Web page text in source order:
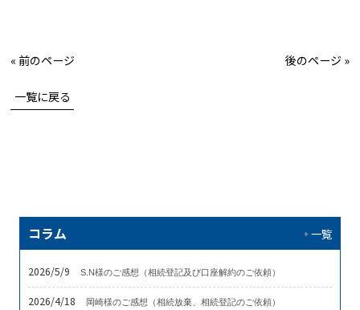
« 前のページ 後のページ »
一覧に戻る
コラム 一覧
2026/5/9 S.N様のご感想（相続登記及び口座解約のご依頼）
2026/4/18 岡崎様のご感想（相続放棄、相続登記のご依頼）